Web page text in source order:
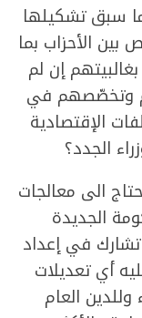
سبق تشكيلها
الأحزاب بما
إن لم
وتخصّصهم في
الإقتصادية
الجدد؟
الى معالجات
الجديدة
من دون أن تشارك في إعداد
أي تعديلات
العام